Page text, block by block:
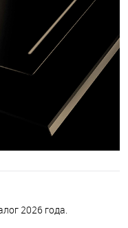
2026 года.